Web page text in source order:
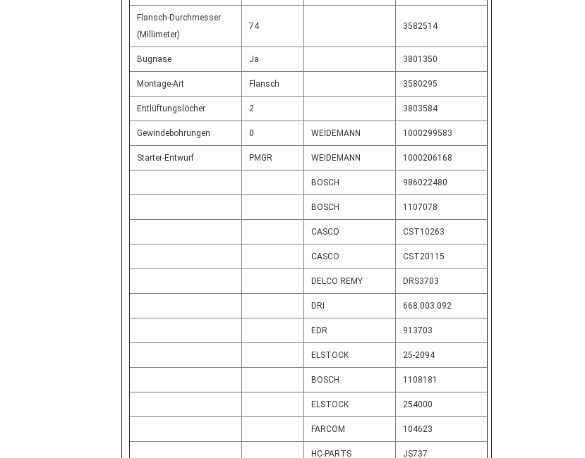
Flansch-Durchmesser
(Millimeter)
74 3582514
Bugnase Ja 3801350
Montage-Art Flansch 3580295
Entlüftungslöcher 2 3803584
Gewindebohrungen 0 WEIDEMANN 1000299583
Starter-Entwurf PMGR WEIDEMANN 1000206168
BOSCH 986022480
BOSCH 1107078
CASCO CST10263
CASCO CST20115
DELCO REMY DRS3703
DRI 668.003.092
EDR 913703
ELSTOCK 25-2094
BOSCH 1108181
ELSTOCK 254000
FARCOM 104623
HC-PARTS JS737